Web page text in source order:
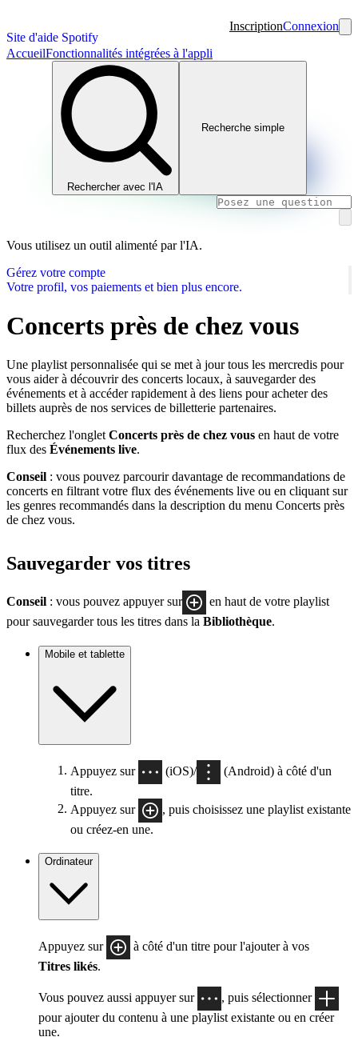
Site d'aide Spotify
InscriptionConnexion
AccueilFonctionnalités intégrées à l'appli
Rechercher avec l'IA
Recherche simple
Vous utilisez un outil alimenté par l'IA.
Gérez votre compte
Votre profil, vos paiements et bien plus encore.
Concerts près de chez vous
Une playlist personnalisée qui se met à jour tous les mercredis pour
vous aider à découvrir des concerts locaux, à sauvegarder des
événements et à accéder rapidement à des liens pour acheter des
billets auprès de nos services de billetterie partenaires.
Recherchez l'onglet Concerts près de chez vous en haut de votre
flux des Événements live.
Conseil : vous pouvez parcourir davantage de recommandations de
concerts en filtrant votre flux des événements live ou en cliquant sur
les genres recommandés dans la description du menu Concerts près
de chez vous.
Sauvegarder vos titres
Conseil : vous pouvez appuyer sur
en haut de votre playlist
pour sauvegarder tous les titres dans la Bibliothèque.
Mobile et tablette
Appuyez sur (iOS)/
(Android) à côté d'un
titre.
Appuyez sur
, puis choisissez une playlist existante
ou créez-en une.
Ordinateur
Appuyez sur
à côté d'un titre pour l'ajouter à vos
Titres likés.
Vous pouvez aussi appuyer sur
, puis sélectionner
pour ajouter du contenu à une playlist existante ou en créer
une.